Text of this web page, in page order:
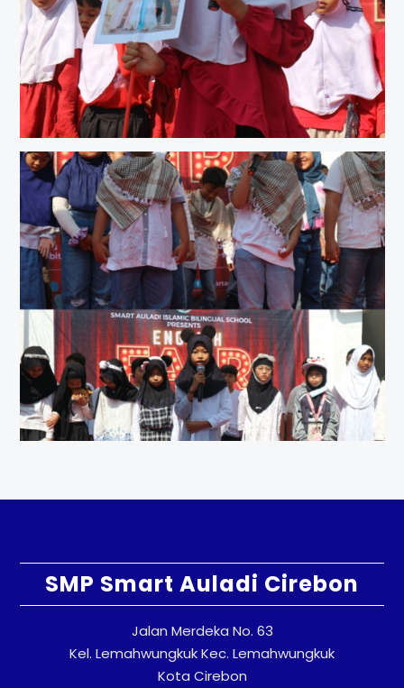
SMP Smart Auladi Cirebon
Jalan Merdeka No. 63
Kel. Lemahwungkuk Kec. Lemahwungkuk
Kota Cirebon